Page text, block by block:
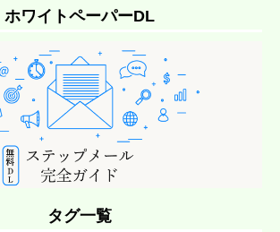
ホワイトペーパーDL
タグ一覧